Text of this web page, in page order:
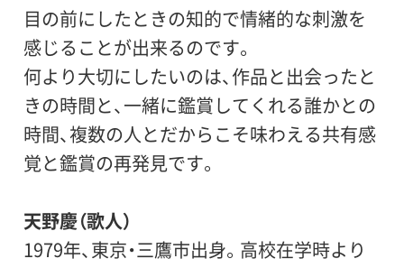
目の前にしたときの知的で情緒的な刺激を
感じることが出来るのです。
何より大切にしたいのは、作品と出会ったと
きの時間と、一緒に鑑賞してくれる誰かとの
時間、複数の人とだからこそ味わえる共有感
覚と鑑賞の再発見です。
天野慶（歌人）
1979年、東京・三鷹市出身。高校在学時より